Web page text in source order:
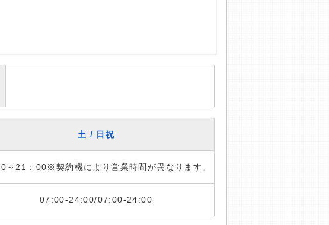
土 / 日祝
～21：00※契約機により営業時間が異なります。
07:00-24:00/07:00-24:00